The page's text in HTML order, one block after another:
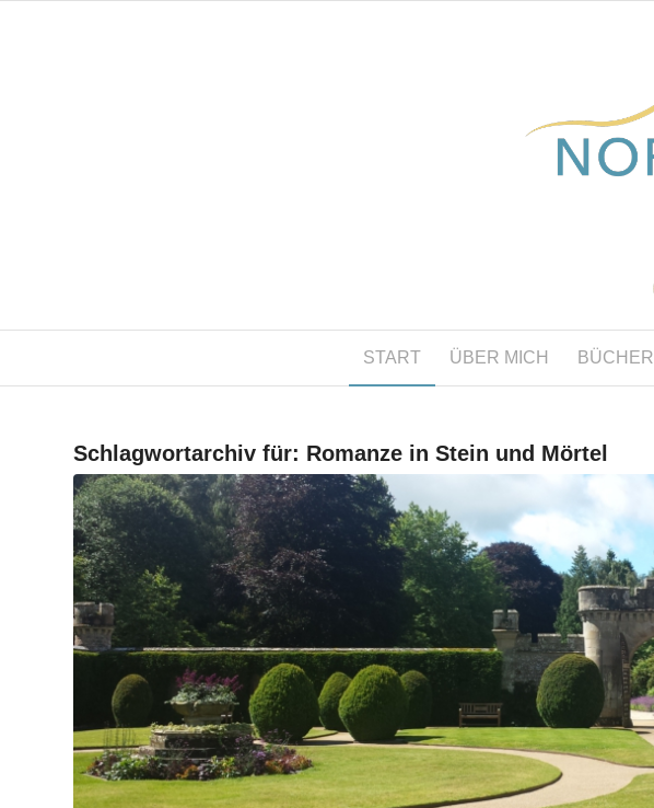
START ÜBER MICH BÜCHER
Schlagwortarchiv für: Romanze in Stein und Mörtel